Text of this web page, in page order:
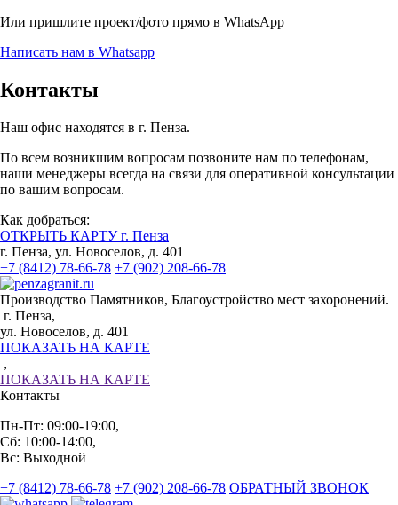
Или пришлите проект/фото прямо в WhatsApp
Написать нам в Whatsapp
Контакты
Наш офис находятся в г. Пенза.
По всем возникшим вопросам позвоните нам по телефонам,
наши менеджеры всегда на связи для оперативной консультации
по вашим вопросам.
Как добраться:
ОТКРЫТЬ КАРТУ г. Пенза
г. Пенза, ул. Новоселов, д. 401
+7 (8412) 78-66-78 +7 (902) 208-66-78
Производство Памятников, Благоустройство мест захоронений.
г. Пенза,
ул. Новоселов, д. 401
ПОКАЗАТЬ НА КАРТЕ
,
ПОКАЗАТЬ НА КАРТЕ
Контакты
Пн-Пт: 09:00-19:00,
Сб: 10:00-14:00,
Вс: Выходной
+7 (8412) 78-66-78 +7 (902) 208-66-78 ОБРАТНЫЙ ЗВОНОК